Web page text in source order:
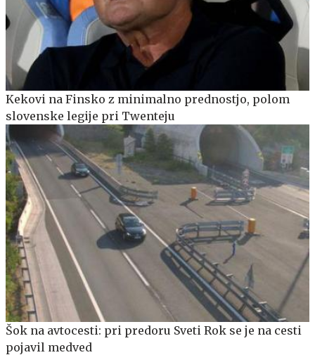
Kekovi na Finsko z minimalno prednostjo, polom
slovenske legije pri Twenteju
Šok na avtocesti: pri predoru Sveti Rok se je na cesti
pojavil medved